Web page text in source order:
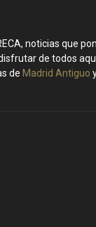
noticias que
de todos
de Madrid Antiguo